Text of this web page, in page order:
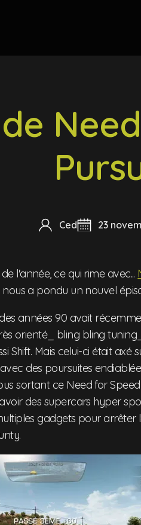
Ced 23
l'année, ce qui rime avec...
a pondu un nouvel
années 90 avait
orienté_ bling bling
Shift. Mais celui-ci était
des poursuites
sortant ce Need for
des supercars hyper
gadgets pour